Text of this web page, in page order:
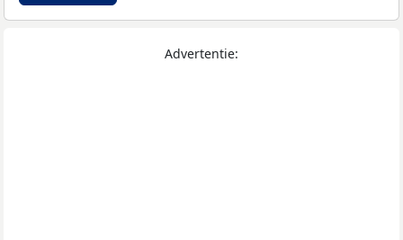
Advertentie: